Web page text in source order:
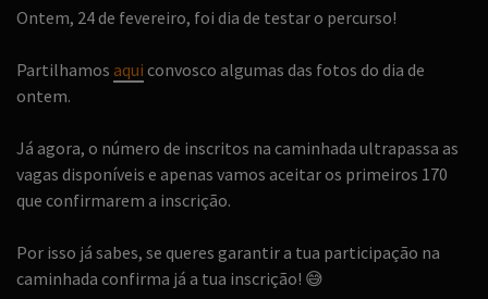
Ontem, 24 de fevereiro, foi dia de testar o percurso!
Partilhamos aqui convosco algumas das fotos do dia de
ontem.
Já agora, o número de inscritos na caminhada ultrapassa as
vagas disponíveis e apenas vamos aceitar os primeiros 170
que confirmarem a inscrição.
Por isso já sabes, se queres garantir a tua participação na
caminhada confirma já a tua inscrição! 😅